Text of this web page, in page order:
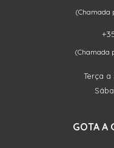
(Chamada
(Chamada
Terça a
GOTA A